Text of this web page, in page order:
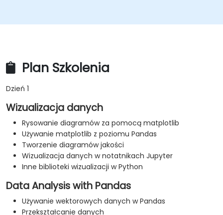
Plan Szkolenia
Dzień 1
Wizualizacja danych
Rysowanie diagramów za pomocą matplotlib
Używanie matplotlib z poziomu Pandas
Tworzenie diagramów jakości
Wizualizacja danych w notatnikach Jupyter
Inne biblioteki wizualizacji w Python
Data Analysis with Pandas
Używanie wektorowych danych w Pandas
Przekształcanie danych